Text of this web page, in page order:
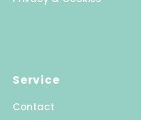
Service
Contact